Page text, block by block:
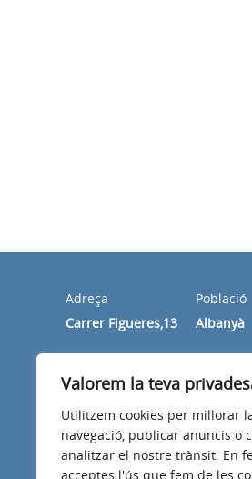
Valorem la teva
Utilitzem cookies per millorar
navegació, publicar anuncis o
analitzar el nostre trànsit. En
acceptes l'ús que fem de les
Adreça
Carrer Figueres,13
Població
Albanyà
Horari
Dimecres i divendres de 10:00
Avís legal Política de